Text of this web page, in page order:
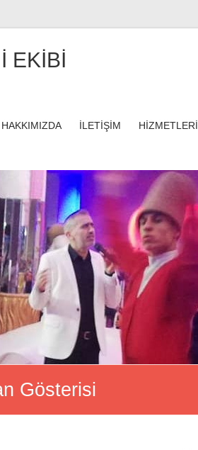
EKİBİ
HAKKIMIZDA İLETİŞİM
Gösterisi